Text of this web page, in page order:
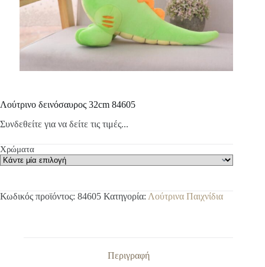
Λούτρινο δεινόσαυρος 32cm 84605
Συνδεθείτε για να δείτε τις τιμές...
Χρώματα
Κωδικός προϊόντος: 84605 Κατηγορία: Λούτρινα Παιχνίδια
Περιγραφή